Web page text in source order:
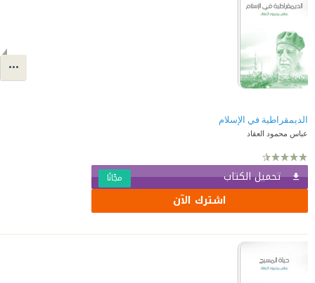
الديمقراطية في الإسلام
عباس محمود العقاد
تحميل الكتاب مجّانًا
اشترك الآن